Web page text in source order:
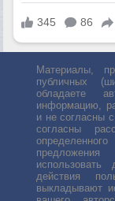
Материалы,
публичных
обладаете
информацию,
и не согласны
согласны
действия
выкладывают